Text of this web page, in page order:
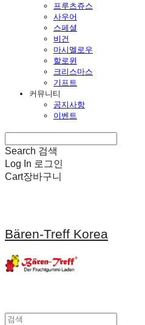
프루츠쥬스
사우어
스페셜
비건
마시멜로우
할로윈
크리스마스
기프트
커뮤니티
공지사항
이벤트
Search 검색
Log In 로그인
Cart장바구니
Bären-Treff Korea